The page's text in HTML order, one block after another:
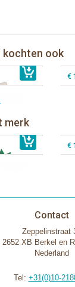
kochten ook
in witte
€
merk
IEUF
Wheel
€
Contact
Zeppelinstraat
2652 XB Berkel en
Nederland
Tel: +31(0)10-